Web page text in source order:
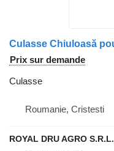
Prix sur demande
Culasse
Roumanie, Cristesti
ROYAL DRU AGRO S.R.L.